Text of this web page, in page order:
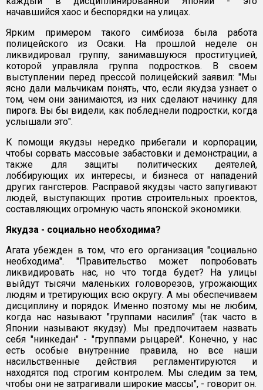
начавшийся хаос и беспорядки на улицах.
Ярким примером такого симбиоза была работа
полицейского из Осаки. На прошлой неделе он
ликвидировал группу, занимавшуюся проституцией,
которой управляла группа подростков. В своем
выступлении перед прессой полицейский заявил: "Мы
ясно дали мальчикам понять, что, если якудза узнает о
том, чем они занимаются, из них сделают начинку для
пирога. Вы бы видели, как побледнели подростки, когда
услышали это".
К помощи якудзы нередко прибегали и корпорации,
чтобы сорвать массовые забастовки и демонстрации, а
также для защиты политических деятелей,
лоббирующих их интересы, и бизнеса от нападений
других гангстеров. Расправой якудзы часто запугивают
людей, выступающих против строительных проектов,
составляющих огромную часть японской экономики.
Якудза - социально необходима?
Агата убежден в том, что его организация "социально
необходима". "Правительство может попробовать
ликвидировать нас, но что тогда будет? На улицы
выйдут тысячи маленьких головорезов, угрожающих
людям и третирующих всю округу. А мы обеспечиваем
дисциплину и порядок. Именно поэтому мы не любим,
когда нас называют "группами насилия" (так часто в
Японии называют якудзу). Мы предпочитаем назвать
себя "нинкедан" - "группами рыцарей". Конечно, у нас
есть особые внутренние правила, но все наши
насильственные действия регламентируются и
находятся под строгим контролем. Мы следим за тем,
чтобы они не затрагивали широкие массы", - говорит он.